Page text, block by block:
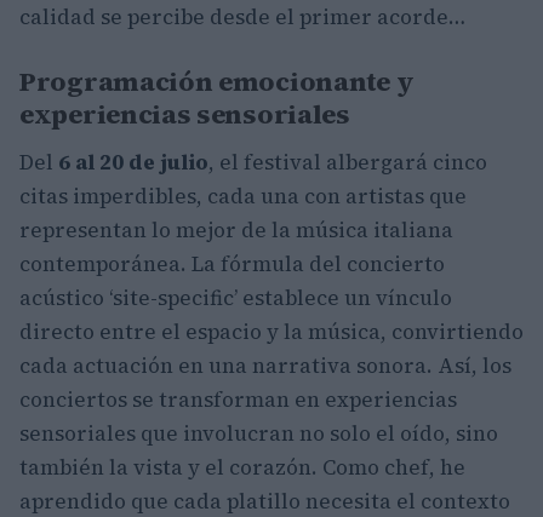
calidad se percibe desde el primer acorde…
Programación emocionante y
experiencias sensoriales
Del 6 al 20 de julio, el festival albergará cinco
citas imperdibles, cada una con artistas que
representan lo mejor de la música italiana
contemporánea. La fórmula del concierto
acústico ‘site-specific’ establece un vínculo
directo entre el espacio y la música, convirtiendo
cada actuación en una narrativa sonora. Así, los
conciertos se transforman en experiencias
sensoriales que involucran no solo el oído, sino
también la vista y el corazón. Como chef, he
aprendido que cada platillo necesita el contexto